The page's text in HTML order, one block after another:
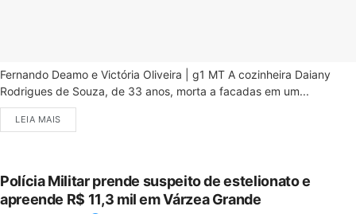
Fernando Deamo e Victória Oliveira | g1 MT A cozinheira Daiany
Rodrigues de Souza, de 33 anos, morta a facadas em um...
LEIA MAIS
Polícia Militar prende suspeito de estelionato e
apreende R$ 11,3 mil em Várzea Grande